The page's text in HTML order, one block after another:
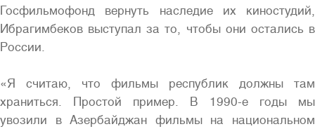
Госфильмофонд вернуть наследие их киностудий,
Ибрагимбеков выступал за то, чтобы они остались в
России.
«Я считаю, что фильмы республик должны там
храниться. Простой пример. В 1990-е годы мы
увозили в Азербайджан фильмы на национальном